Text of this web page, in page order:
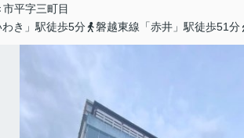
市平字三町目
き」駅徒歩5分
磐越東線「赤井」駅徒歩51分